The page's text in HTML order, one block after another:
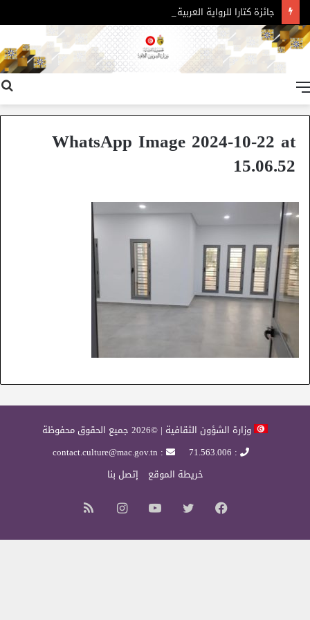
جائزة كتارا للرواية العربية – الدورة 11
WhatsApp Image 2024-10-22 at
15.06.52
وزارة الشؤون الثقافية | ©2026 جميع الحقوق محفوظة
: 71.563.006
: contact.culture@mac.gov.tn
خريطة الموقع
إتصل بنا
فيسبوك تويتر يوتيوب انستقرام
الموقع